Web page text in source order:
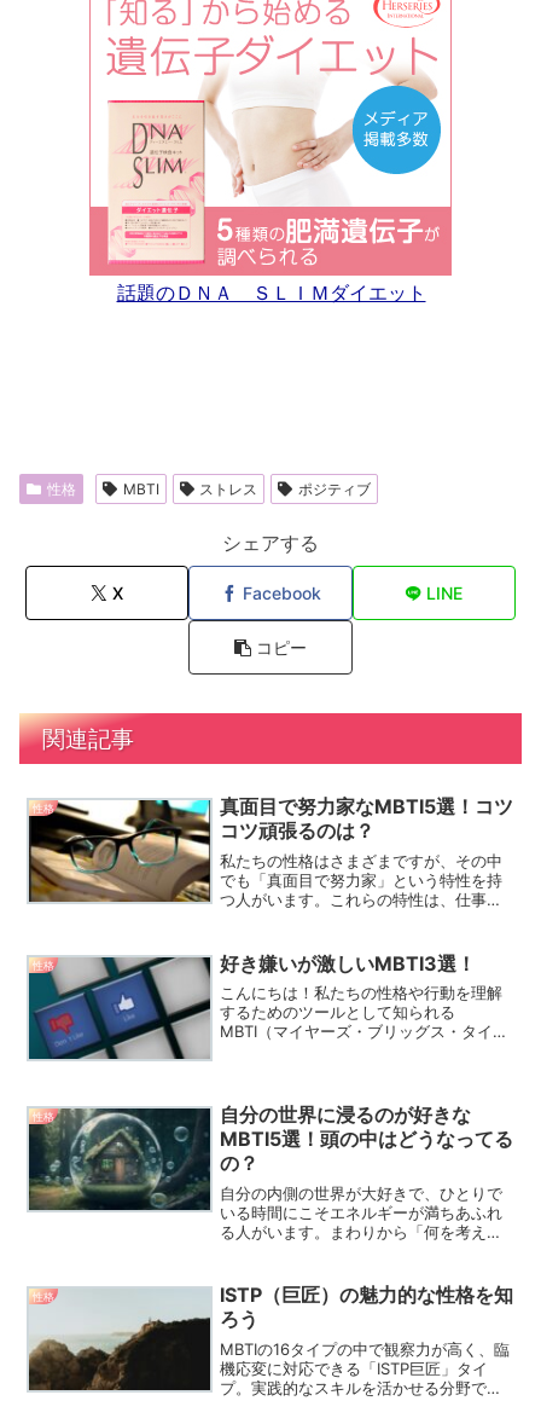
話題のＤＮＡ ＳＬＩＭダイエット
性格 MBTI ストレス ポジティブ
シェアする
X Facebook LINE
コピー
関連記事
性格
真面目で努力家なMBTI5選！コツ
コツ頑張るのは？
私たちの性格はさまざまですが、その中
でも「真面目で努力家」という特性を持
つ人がいます。これらの特性は、仕事や
MBTI（マイヤーズ・ブリックス・タイプ
指標）は、性格を16のタイ...
性格 好き嫌いが激しいMBTI3選！
こんにちは！私たちの性格や行動を理解
するためのツールとして知られる
MBTI（マイヤーズ・ブリッグス・タイプ
イプがありますが、そ...
性格
自分の世界に浸るのが好きな
MBTI5選！頭の中はどうなってる
の？
自分の内側の世界が大好きで、ひとりで
いる時間にこそエネルギーが満ちあふれ
る人がいます。まわりから「何を考えて
豊か！この記事では、自分の世界に浸る
のが大好きなMBTI5選...
性格
ISTP（巨匠）の魅力的な性格を知
ろう
MBTIの16タイプの中で観察力が高く、臨
機応変に対応できる「ISTP巨匠」タイ
プ。実践的なスキルを活かせる分野で活